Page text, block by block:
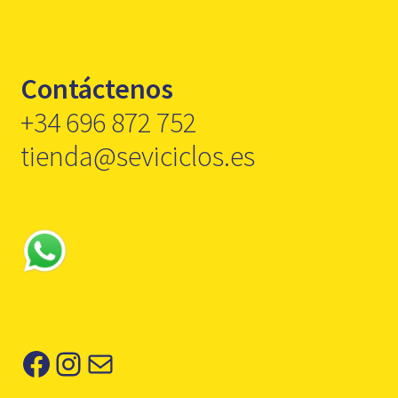
Contáctenos
+34 696 872 752
tienda@seviciclos.es
Facebook
Instagram
Correo electrónico